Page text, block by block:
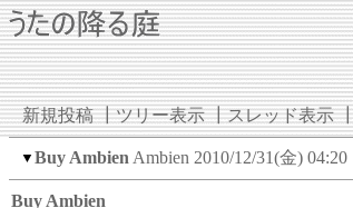
新規投稿┃ツリー表示┃スレッド表示
▼ Buy Ambien Ambien 2010/12/31(金) 04:20
Buy Ambien